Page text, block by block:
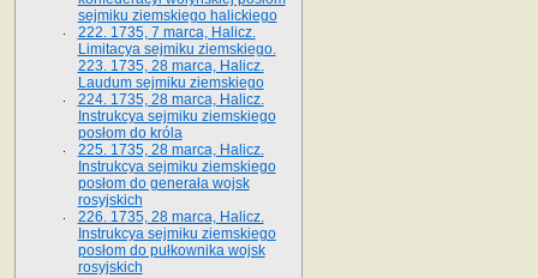
sejmiku ziemskiego halickiego
222. 1735, 7 marca, Halicz.
Limitacya sejmiku ziemskiego.
223. 1735, 28 marca, Halicz.
Laudum sejmiku ziemskiego
224. 1735, 28 marca, Halicz.
Instrukcya sejmiku ziemskiego
posłom do króla
225. 1735, 28 marca, Halicz.
Instrukcya sejmiku ziemskiego
posłom do generała wojsk
rosyjskich
226. 1735, 28 marca, Halicz.
Instrukcya sejmiku ziemskiego
posłom do pułkownika wojsk
rosyjskich